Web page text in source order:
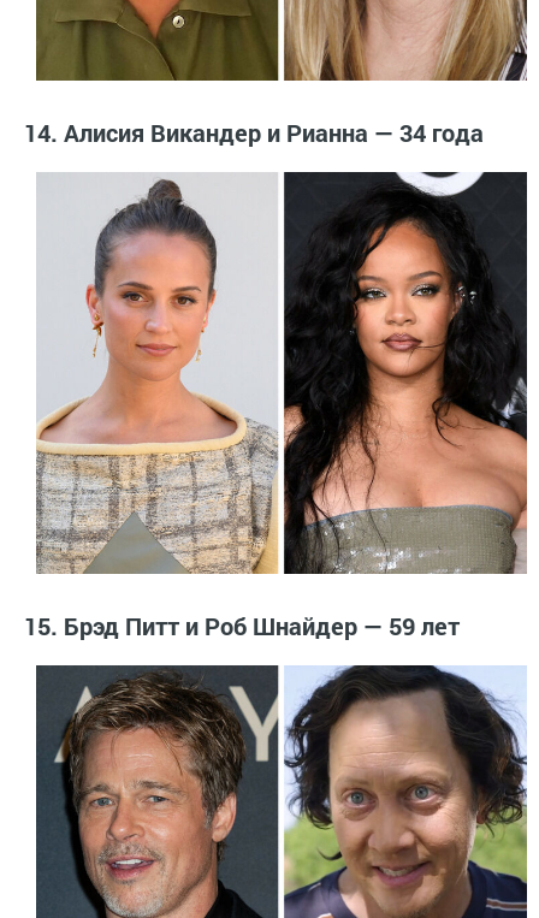
14. Алисия Викандер и Рианна — 34 года
15. Брэд Питт и Роб Шнайдер — 59 лет